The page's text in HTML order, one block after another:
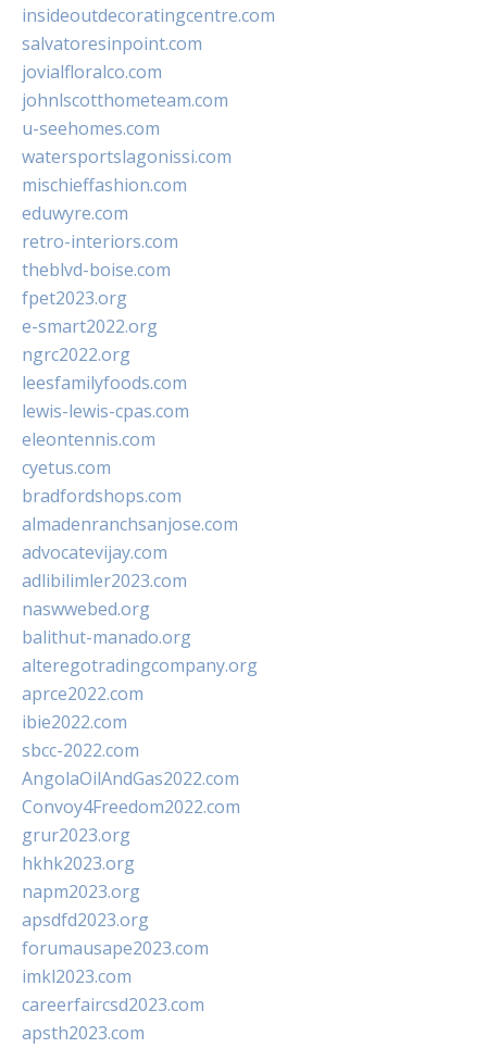
insideoutdecoratingcentre.com
salvatoresinpoint.com
jovialfloralco.com
johnlscotthometeam.com
u-seehomes.com
watersportslagonissi.com
mischieffashion.com
eduwyre.com
retro-interiors.com
theblvd-boise.com
fpet2023.org
e-smart2022.org
ngrc2022.org
leesfamilyfoods.com
lewis-lewis-cpas.com
eleontennis.com
cyetus.com
bradfordshops.com
almadenranchsanjose.com
advocatevijay.com
adlibilimler2023.com
naswwebed.org
balithut-manado.org
alteregotradingcompany.org
aprce2022.com
ibie2022.com
sbcc-2022.com
AngolaOilAndGas2022.com
Convoy4Freedom2022.com
grur2023.org
hkhk2023.org
napm2023.org
apsdfd2023.org
forumausape2023.com
imkl2023.com
careerfaircsd2023.com
apsth2023.com